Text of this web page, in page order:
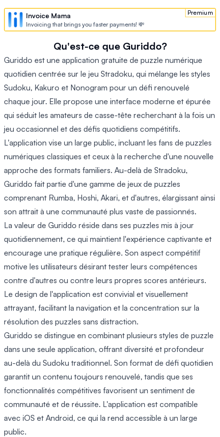
Premium
Invoice Mama
Invoicing that brings you faster payments! 💸
Qu'est-ce que Guriddo?
Guriddo est une application gratuite de puzzle numérique
quotidien centrée sur le jeu Stradoku, qui mélange les styles
Sudoku, Kakuro et Nonogram pour un défi renouvelé
chaque jour. Elle propose une interface moderne et épurée
qui séduit les amateurs de casse-tête recherchant à la fois un
jeu occasionnel et des défis quotidiens compétitifs.
L'application vise un large public, incluant les fans de puzzles
numériques classiques et ceux à la recherche d'une nouvelle
approche des formats familiers. Au-delà de Stradoku,
Guriddo fait partie d'une gamme de jeux de puzzles
comprenant Rumba, Hoshi, Akari, et d'autres, élargissant ainsi
son attrait à une communauté plus vaste de passionnés.
La valeur de Guriddo réside dans ses puzzles mis à jour
quotidiennement, ce qui maintient l'expérience captivante et
encourage une pratique régulière. Son aspect compétitif
motive les utilisateurs désirant tester leurs compétences
contre d'autres ou contre leurs propres scores antérieurs.
Le design de l'application est convivial et visuellement
attrayant, facilitant la navigation et la concentration sur la
résolution des puzzles sans distraction.
Guriddo se distingue en combinant plusieurs styles de puzzle
dans une seule application, offrant diversité et profondeur
au-delà du Sudoku traditionnel. Son format de défi quotidien
garantit un contenu toujours renouvelé, tandis que ses
fonctionnalités compétitives favorisent un sentiment de
communauté et de réussite. L'application est compatible
avec iOS et Android, ce qui la rend accessible à un large
public.